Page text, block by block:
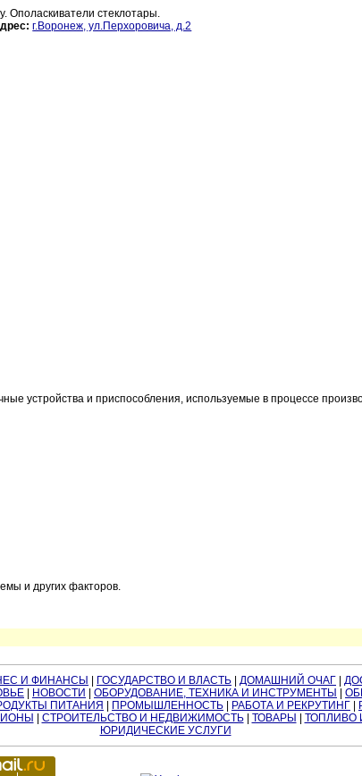
Ополаскиватели стеклотары.
г.Воронеж, ул.Перхоровича, д.2
и приспособления, используемые в процессе
и других факторов.
И ФИНАНСЫ ГОСУДАРСТВО И ВЛАСТЬ ДОМАШНИЙ ОЧАГ
НОВОСТИ ОБОРУДОВАНИЕ, ТЕХНИКА И ИНСТРУМЕНТЫ
ПИТАНИЯ ПРОМЫШЛЕННОСТЬ РАБОТА И РЕКРУТИНГ
СТРОИТЕЛЬСТВО И НЕДВИЖИМОСТЬ| ТОВАРЫ ТОПЛИВО
ЮРИДИЧЕСКИЕ УСЛУГИ